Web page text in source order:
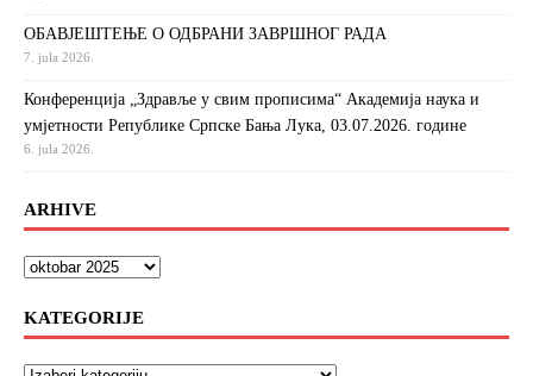
ОБАВЈЕШТЕЊЕ О ОДБРАНИ ЗАВРШНОГ РАДА
7. jula 2026.
Конференција „Здравље у свим прописима“ Академија наука и
умјетности Републике Српске Бања Лука, 03.07.2026. године
6. jula 2026.
ARHIVE
KATEGORIJE